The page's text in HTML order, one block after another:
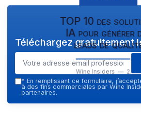
TOP 10 des
IA pour générer
leads de
Wine Insiders — 2026
Téléchargez gratuitement
* En remplissant ce formulaire,
à des fins commerciales par Wine
partenaires.